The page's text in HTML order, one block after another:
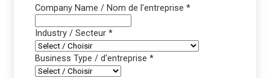
Company Name / Nom de l’entreprise *
Industry / Secteur *
Business Type / d'entreprise *